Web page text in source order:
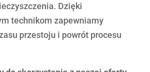
Dzięki
technikom zapewniamy
przestoju i powrót procesu